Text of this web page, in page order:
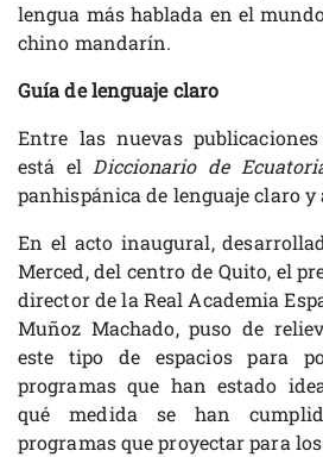
lengua más hablada en el
chino mandarín.
Guía de lenguaje claro
Entre las nuevas
está el Diccionario de
panhispánica de lenguaje claro y
En el acto inaugural,
Merced, del centro de Quito, el
director de la Real Academia
Muñoz Machado, puso de
este tipo de espacios para
programas que han estado
qué medida se han
programas que proyectar para